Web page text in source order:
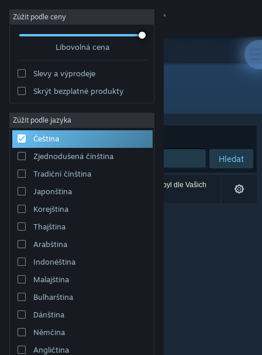
Přihlásit se
Komunita
Informace
Podpora
Změnit jazyk
Mobilní aplikace služby Steam
Desktopová verze stránky
Zúžit podle ceny
Libovolná cena
Slevy a výprodeje
Skrýt bezplatné produkty
Zúžit podle jazyka
Čeština
Zjednodušená čínština
Tradiční čínština
Japonština
Korejština
Thajština
Arabština
Indonéština
Malajština
Bulharština
Dánština
Němčina
Angličtina
Vývojář: Gereon Bartel
Seřadit podle
Hledat
Vašemu zadání odpovídá 0 výsledků. 1 produkt byl dle Vašich
předvoleb vyloučen z výsledků vyhledávání.